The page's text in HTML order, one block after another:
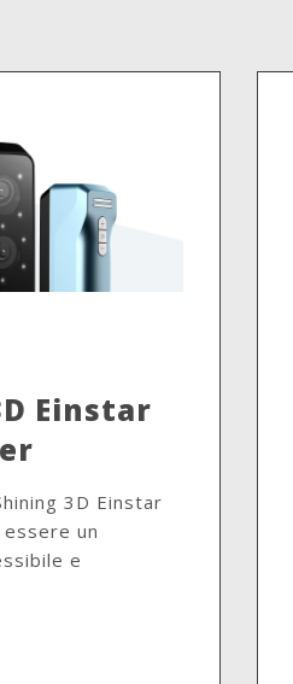
Einstar
3D Einstar
un
e